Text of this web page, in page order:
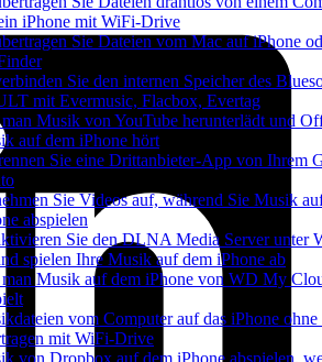
iPhone mit WiFi-Drive
Sie Dateien vom Mac auf iPhone
Sie den internen Speicher des
mit Evermusic, Flacbox, Evertag
Musik von YouTube herunterlädt und
auf dem iPhone hört
Sie eine Drittanbieter-App von Ihrem
Sie Videos auf, während Sie Musik
abspielen
Sie den DLNA Media Server unter
spielen Ihre Musik auf dem iPhone ab
Musik auf dem iPhone von WD My
vom Computer auf das iPhone ohne
mit WiFi-Drive
von Dropbox auf dem iPhone abspielen,